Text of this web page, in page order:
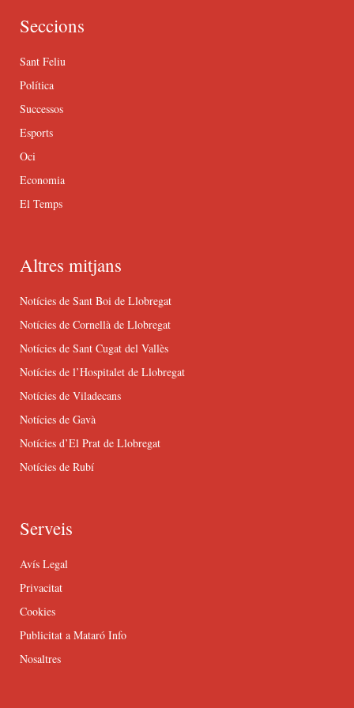
Seccions
Sant Feliu
Política
Successos
Esports
Oci
Economia
El Temps
Altres mitjans
Notícies de Sant Boi de Llobregat
Notícies de Cornellà de Llobregat
Notícies de Sant Cugat del Vallès
Notícies de l’Hospitalet de Llobregat
Notícies de Viladecans
Notícies de Gavà
Notícies d’El Prat de Llobregat
Notícies de Rubí
Serveis
Avís Legal
Privacitat
Cookies
Publicitat a Mataró Info
Nosaltres